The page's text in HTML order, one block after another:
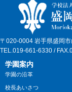
〒020-0004 岩手県盛岡
TEL.019-661-6330 /
学園案内
学園の沿革
校長あいさつ